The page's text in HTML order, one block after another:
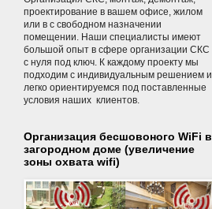
проектирование в вашем офисе, жилом
или в с свободном назначении
помещении. Наши специалисты имеют
большой опыт в сфере организации СКС
с нуля под ключ. К каждому проекту мы
подходим с индивидуальным решением и
легко ориентируемся под поставленные
условия наших клиентов.
Организация бесшовоного WiFi в
загородном доме (увеличение
зоны охвата wifi)